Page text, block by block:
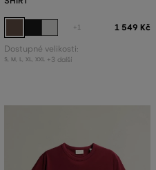
+1 1 549 Kč
Dostupné velikosti:
S, M L, XL, XXL +3 další